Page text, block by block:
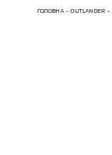
ГОЛОВНА OUTLANDER